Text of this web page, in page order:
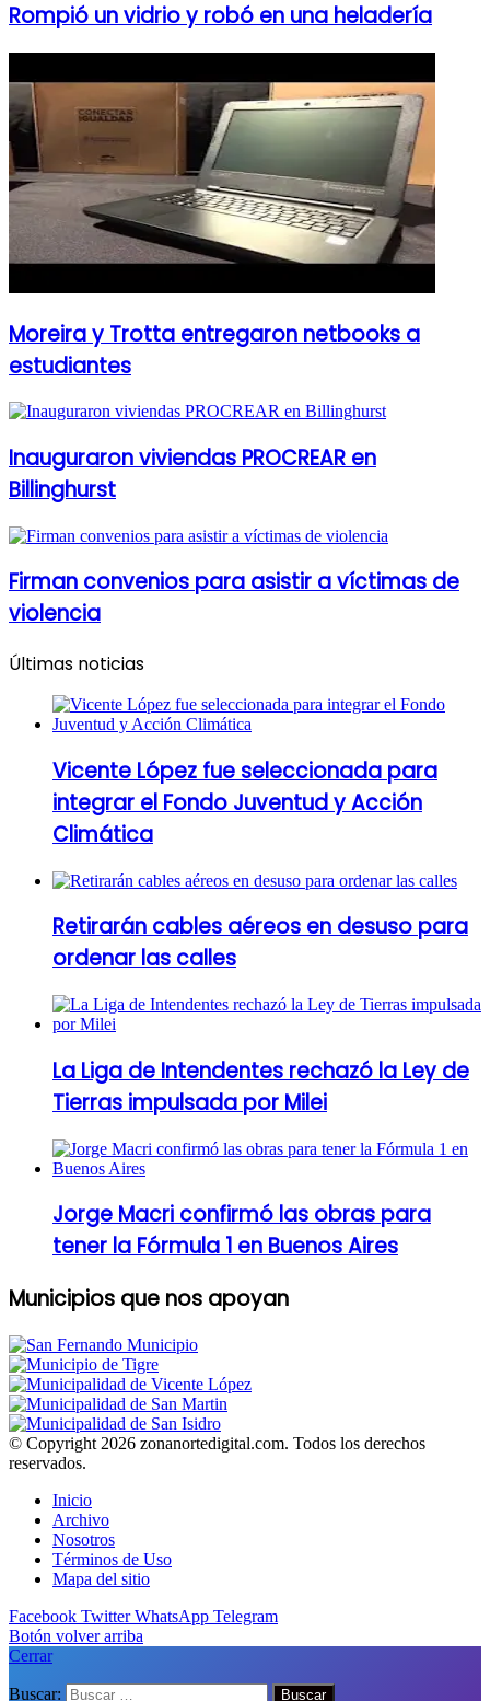
Rompió un vidrio y robó en una heladería
Moreira y Trotta entregaron netbooks a
estudiantes
Inauguraron viviendas PROCREAR en
Billinghurst
Firman convenios para asistir a víctimas de
violencia
Últimas noticias
Vicente López fue seleccionada para
integrar el Fondo Juventud y Acción
Climática
Retirarán cables aéreos en desuso para
ordenar las calles
La Liga de Intendentes rechazó la Ley de
Tierras impulsada por Milei
Jorge Macri confirmó las obras para
tener la Fórmula 1 en Buenos Aires
Municipios que nos apoyan
© Copyright 2026 zonanortedigital.com. Todos los derechos
reservados.
Inicio
Archivo
Nosotros
Términos de Uso
Mapa del sitio
Facebook Twitter WhatsApp Telegram
Botón volver arriba
Cerrar
Buscar: